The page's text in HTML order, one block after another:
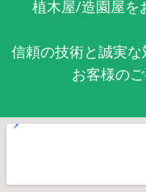
植木屋/造園屋を
信頼の技術と誠実
お客様の